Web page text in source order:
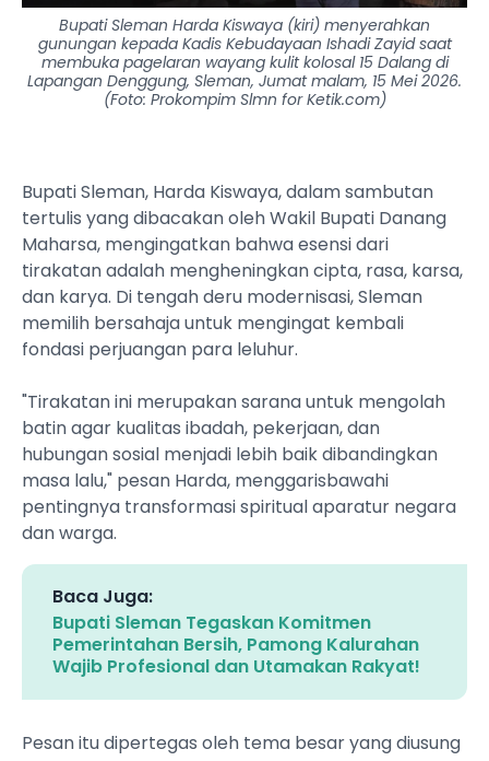
Bupati Sleman Harda Kiswaya (kiri) menyerahkan
gunungan kepada Kadis Kebudayaan Ishadi Zayid saat
membuka pagelaran wayang kulit kolosal 15 Dalang di
Lapangan Denggung, Sleman, Jumat malam, 15 Mei 2026.
(Foto: Prokompim Slmn for Ketik.com)
Bupati Sleman, Harda Kiswaya, dalam sambutan
tertulis yang dibacakan oleh Wakil Bupati Danang
Maharsa, mengingatkan bahwa esensi dari
tirakatan adalah mengheningkan cipta, rasa, karsa,
dan karya. Di tengah deru modernisasi, Sleman
memilih bersahaja untuk mengingat kembali
fondasi perjuangan para leluhur.
"Tirakatan ini merupakan sarana untuk mengolah
batin agar kualitas ibadah, pekerjaan, dan
hubungan sosial menjadi lebih baik dibandingkan
masa lalu," pesan Harda, menggarisbawahi
pentingnya transformasi spiritual aparatur negara
dan warga.
Baca Juga:
Bupati Sleman Tegaskan Komitmen
Pemerintahan Bersih, Pamong Kalurahan
Wajib Profesional dan Utamakan Rakyat!
Pesan itu dipertegas oleh tema besar yang diusung